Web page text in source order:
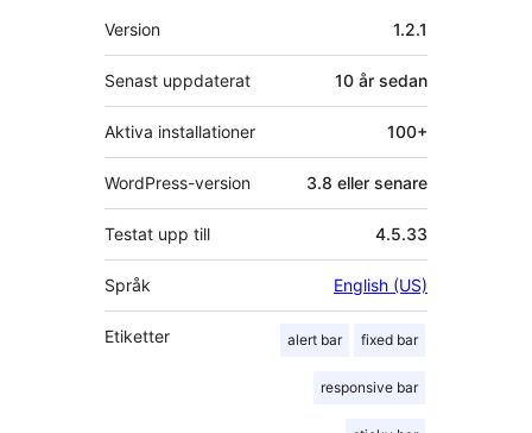
Meta
Version 1.2.1
Senast uppdaterat 10 år sedan
Aktiva installationer 100+
WordPress-version 3.8 eller senare
Testat upp till 4.5.33
Språk English (US)
Etiketter alert bar fixed bar
responsive bar